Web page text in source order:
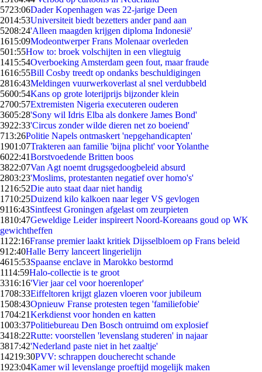
5723:06Dader Kopenhagen was 22-jarige Deen
2014:53Universiteit biedt bezetters ander pand aan
5208:24'Alleen maagden krijgen diploma Indonesië'
1615:09Modeontwerper Frans Molenaar overleden
501:55How to: broek volschijten in een vliegtuig
1415:54Overboeking Amsterdam geen fout, maar fraude
1616:55Bill Cosby treedt op ondanks beschuldigingen
2816:43Meldingen vuurwerkoverlast al snel verdubbeld
5600:54Kans op grote loterijprijs bijzonder klein
2700:57Extremisten Nigeria executeren ouderen
3605:28'Sony wil Idris Elba als donkere James Bond'
3922:33'Circus zonder wilde dieren net zo boeiend'
713:26Politie Napels ontmaskert 'nepgehandicapten'
1901:07Trakteren aan familie 'bijna plicht' voor Yolanthe
6022:41Borstvoedende Britten boos
3822:07Van Agt noemt drugsgedoogbeleid absurd
2803:23'Moslims, protestanten negatief over homo's'
1216:52Die auto staat daar niet handig
1710:25Duizend kilo kalkoen naar leger VS gevlogen
9116:43Sintfeest Groningen afgelast om zeurpieten
1810:47Geweldige Leider inspireert Noord-Koreaans goud op WK
gewichtheffen
11 22:16Franse premier laakt kritiek Dijsselbloem op Frans beleid
912:40Halle Berry lanceert lingerielijn
4615:53Spaanse enclave in Marokko bestormd
1114:59Halo-collectie is te groot
3316:16'Vier jaar cel voor hoerenloper'
1708:33Eiffeltoren krijgt glazen vloeren voor jubileum
1508:43Opnieuw Franse protesten tegen 'familiefobie'
1704:21Kerkdienst voor honden en katten
1003:37Politiebureau Den Bosch ontruimd om explosief
3418:22Rutte: voorstellen 'levenslang studeren' in najaar
3817:42'Nederland paste niet in het zaaltje'
14219:30PVV: schrappen doucherecht schande
1923:04Kamer wil levenslange proeftijd mogelijk maken